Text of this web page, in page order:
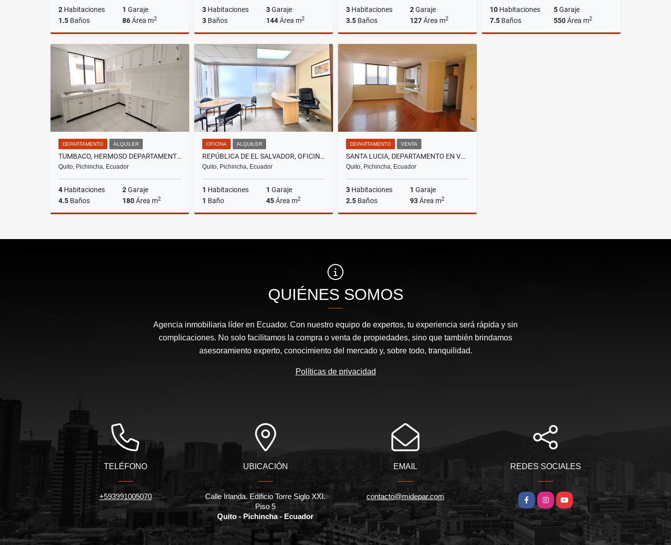
2 Habitaciones 1 Garaje
1.5 Baños 86Área m2
Alquiler
3 Habitaciones 3Garaje
3 Baños 144Área m2
Venta
US$72,500
3 Habitaciones 2Garaje
3.5 Baños 127Área m2
US$77,900
10 Habitaciones 5Garaje
7.5 Baños 550Área m2
DEPARTAMENTO ALQUILER
TUMBACO, HERMOSO DEPARTAMENTO EN RENTA, 180M2
Quito, Pichincha, Ecuador
4 Habitaciones 2Garaje
4.5 Baños 180Área m2
US$670
OFICINA ALQUILER
REPÚBLICA DE EL SALVADOR, OFICINA AMOBLADA EN RENTA, 45M2
Quito, Pichincha, Ecuador
1 Habitaciones 1 Garaje
1 Baño 45Área m2
US$780
DEPARTAMENTO VENTA
SANTA LUCIA, DEPARTAMENTO EN VENTA, 93M2
Quito, Pichincha, Ecuador
3 Habitaciones 1 Garaje
2.5 Baños 93Área m2
US$51,000
QUIÉNES SOMOS
Agencia inmobiliaria líder en Ecuador. Con nuestro equipo de expertos, tu experiencia será rápida y sin
complicaciones. No solo facilitamos la compra o venta de propiedades, sino que también brindamos
asesoramiento experto, conocimiento del mercado y, sobre todo, tranquilidad.
Políticas de privacidad
TELÉFONO
+593991005070
UBICACIÓN
Calle Irlanda. Edificio Torre Siglo XXI.
Piso 5
Quito - Pichincha - Ecuador
EMAIL
contacto@midepar.com
REDES SOCIALES
FacebookInstagramYouTube